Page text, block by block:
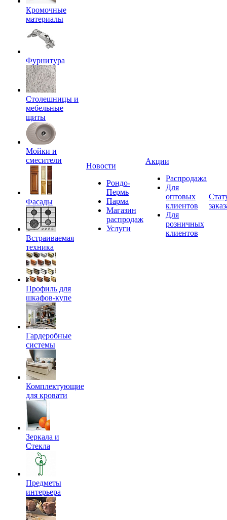
Кромочные
материалы
Фурнитура
Столешницы и
мебельные
щиты
Мойки и
смесители
Фасады
Встраиваемая
техника
Профиль для
шкафов-купе
Гардеробные
системы
Комплектующие
для кровати
Зеркала и
Стекла
Предметы
интерьера
Новости
Рондо-
Пермь
Парма
Магазин
распродаж
Услуги
Акции
Распродажа
Для
оптовых
клиентов
Для
розничных
клиентов